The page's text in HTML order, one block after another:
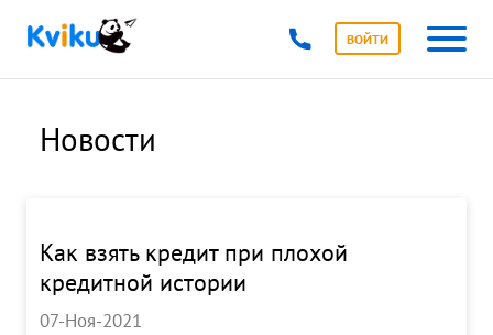
ВОЙТИ
Новости
Как взять кредит при плохой
кредитной истории
07-Ноя-2021